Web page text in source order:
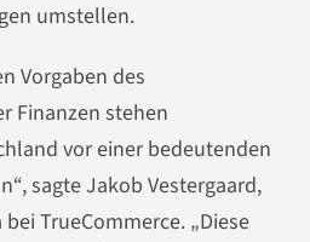
umstellen.
Vorgaben des
Finanzen stehen
vor einer bedeutenden
sagte Jakob Vestergaard,
TrueCommerce. „Diese